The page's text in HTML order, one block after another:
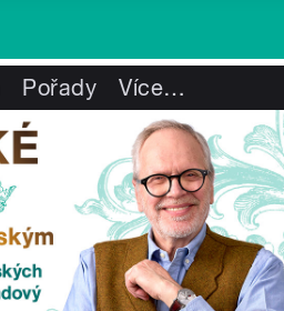
Pořady Více…